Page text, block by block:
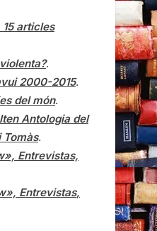
15 articles
.
2000-2015.
del món.
Antologia del
Tomàs.
Entrevistas,
Entrevistas,